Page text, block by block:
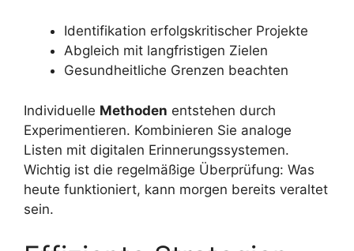
Identifikation erfolgskritischer Projekte
Abgleich mit langfristigen Zielen
Gesundheitliche Grenzen beachten
Individuelle Methoden entstehen durch
Experimentieren. Kombinieren Sie analoge
Listen mit digitalen Erinnerungssystemen.
Wichtig ist die regelmäßige Überprüfung: Was
heute funktioniert, kann morgen bereits veraltet
sein.